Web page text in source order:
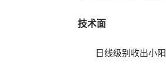
技术面
日线级别收出小